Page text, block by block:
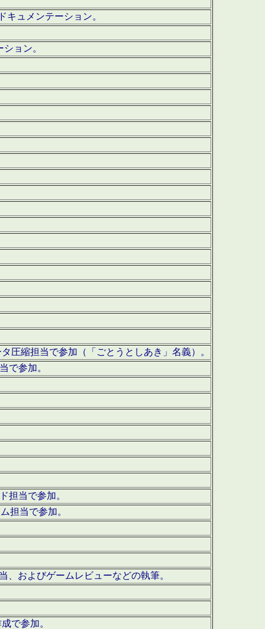
キュメンテーション。
ョン。
圧縮担当で参加（「ごとうとしあき」名義）。
で参加。
担当で参加。
担当で参加。
、およびゲームレビューなどの執筆。
で参加。